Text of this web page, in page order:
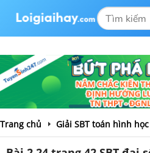
Trang chủ Giải SBT toán hình